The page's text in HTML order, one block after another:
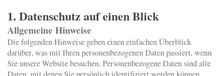
1. Datenschutz auf einen Blick
Allgemeine Hinweise
Die folgenden Hinweise geben einen einfachen Überblick
darüber, was mit Ihren personenbezogenen Daten passiert, wenn
Sie unsere Website besuchen. Personenbezogene Daten sind alle